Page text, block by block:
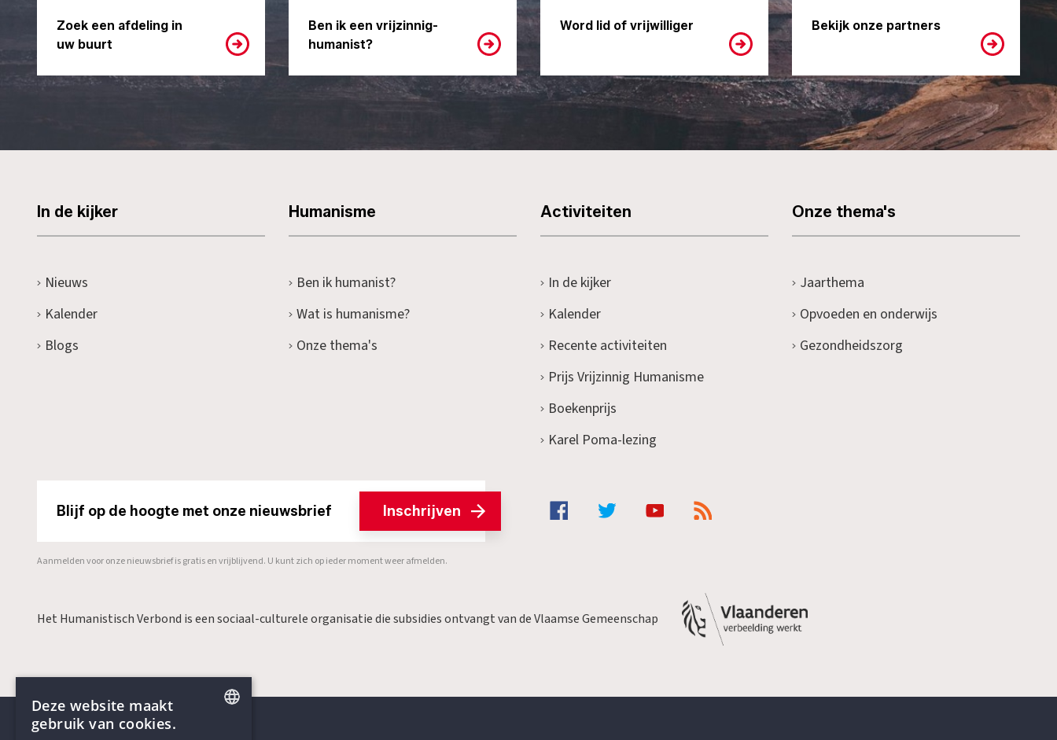
Zoek een afdeling in
uw buurt
Ben ik een vrijzinnig-
humanist?
Word lid of vrijwilliger Bekijk onze partners
In de kijker
Nieuws
Kalender
Blogs
Humanisme
Ben ik humanist?
Wat is humanisme?
Onze thema's
Activiteiten
In de kijker
Kalender
Recente activiteiten
Prijs Vrijzinnig Humanisme
Boekenprijs
Karel Poma-lezing
Onze thema's
Jaarthema
Opvoeden en onderwijs
Gezondheidszorg
Blijf op de hoogte met onze nieuwsbrief Inschrijven
Aanmelden voor onze nieuwsbrief is gratis en vrijblijvend. U kunt zich op ieder moment weer afmelden.
Het Humanistisch Verbond is een sociaal-culturele organisatie die subsidies ontvangt van de Vlaamse Gemeenschap
Deze website maakt
gebruik van cookies.